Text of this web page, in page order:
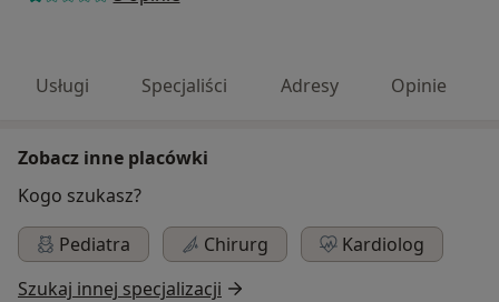
Usługi Specjaliści Adresy Opinie
Zobacz inne placówki
Kogo szukasz?
Pediatra
Chirurg
Kardiolog
Szukaj innej specjalizacji